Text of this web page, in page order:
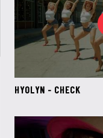
HYOLYN - CHECK